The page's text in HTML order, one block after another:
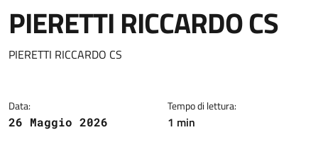
PIERETTI RICCARDO CS
Dettagli del documento
PIERETTI RICCARDO CS
Data:
26 Maggio 2026
Tempo di lettura:
1 min